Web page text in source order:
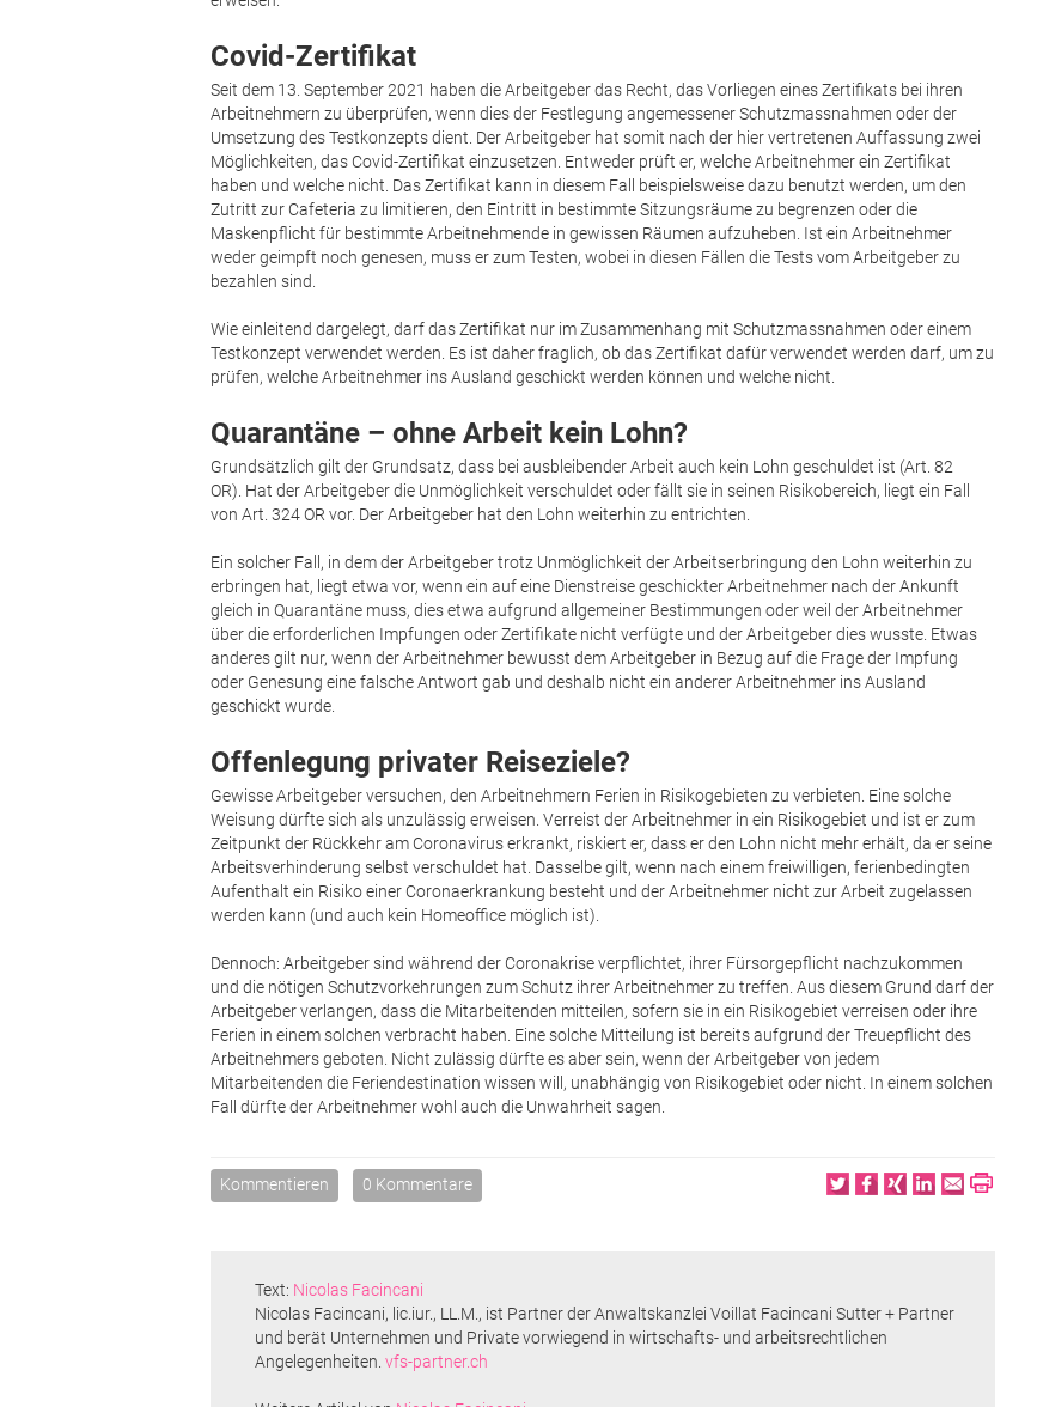
Covid-Zertifikat
Seit dem 13. September 2021 haben die Arbeitgeber das Recht, das Vorliegen eines Zertifikats bei ihren
Arbeitnehmern zu überprüfen, wenn dies der Festlegung angemessener Schutzmassnahmen oder der
Umsetzung des Testkonzepts dient. Der Arbeitgeber hat somit nach der hier vertretenen Auffassung zwei
Möglichkeiten, das Covid-Zertifikat einzusetzen. Entweder prüft er, welche Arbeitnehmer ein Zertifikat
haben und welche nicht. Das Zertifikat kann in diesem Fall beispielsweise dazu benutzt werden, um den
Zutritt zur Cafeteria zu limitieren, den Eintritt in bestimmte Sitzungsräume zu begrenzen oder die
Maskenpflicht für bestimmte Arbeitnehmende in gewissen Räumen aufzuheben. Ist ein Arbeitnehmer
weder geimpft noch genesen, muss er zum Testen, wobei in diesen Fällen die Tests vom Arbeitgeber zu
bezahlen sind.
Wie einleitend dargelegt, darf das Zertifikat nur im Zusammenhang mit Schutzmassnahmen oder einem
Testkonzept verwendet werden. Es ist daher fraglich, ob das Zertifikat dafür verwendet werden darf, um zu
prüfen, welche Arbeitnehmer ins Ausland geschickt werden können und welche nicht.
Quarantäne – ohne Arbeit kein Lohn?
Grundsätzlich gilt der Grundsatz, dass bei ausbleibender Arbeit auch kein Lohn geschuldet ist (Art. 82
OR). Hat der Arbeitgeber die Unmöglichkeit verschuldet oder fällt sie in seinen Risikobereich, liegt ein Fall
von Art. 324 OR vor. Der Arbeitgeber hat den Lohn weiterhin zu entrichten.
Ein solcher Fall, in dem der Arbeitgeber trotz Unmöglichkeit der Arbeitserbringung den Lohn weiterhin zu
erbringen hat, liegt etwa vor, wenn ein auf eine Dienstreise geschickter Arbeitnehmer nach der Ankunft
gleich in Quarantäne muss, dies etwa aufgrund allgemeiner Bestimmungen oder weil der Arbeitnehmer
über die erforderlichen Impfungen oder Zertifikate nicht verfügte und der Arbeitgeber dies wusste. Etwas
anderes gilt nur, wenn der Arbeitnehmer bewusst dem Arbeitgeber in Bezug auf die Frage der Impfung
oder Genesung eine falsche Antwort gab und deshalb nicht ein anderer Arbeitnehmer ins Ausland
geschickt wurde.
Offenlegung privater Reiseziele?
Gewisse Arbeitgeber versuchen, den Arbeitnehmern Ferien in Risikogebieten zu verbieten. Eine solche
Weisung dürfte sich als unzulässig erweisen. Verreist der Arbeitnehmer in ein Risikogebiet und ist er zum
Zeitpunkt der Rückkehr am Coronavirus erkrankt, riskiert er, dass er den Lohn nicht mehr erhält, da er seine
Arbeitsverhinderung selbst verschuldet hat. Dasselbe gilt, wenn nach einem freiwilligen, ferienbedingten
Aufenthalt ein Risiko einer Coronaerkrankung besteht und der Arbeitnehmer nicht zur Arbeit zugelassen
werden kann (und auch kein Homeoffice möglich ist).
Dennoch: Arbeitgeber sind während der Coronakrise verpflichtet, ihrer Fürsorgepflicht nachzukommen
und die nötigen Schutzvorkehrungen zum Schutz ihrer Arbeitnehmer zu treffen. Aus diesem Grund darf der
Arbeitgeber verlangen, dass die Mitarbeitenden mitteilen, sofern sie in ein Risikogebiet verreisen oder ihre
Ferien in einem solchen verbracht haben. Eine solche Mitteilung ist bereits aufgrund der Treuepflicht des
Arbeitnehmers geboten. Nicht zulässig dürfte es aber sein, wenn der Arbeitgeber von jedem
Mitarbeitenden die Feriendestination wissen will, unabhängig von Risikogebiet oder nicht. In einem solchen
Fall dürfte der Arbeitnehmer wohl auch die Unwahrheit sagen.
Kommentieren 0 Kommentare Twitter
Facebook
XING
LinkedIn
Email
Print
Text: Nicolas Facincani
Nicolas Facincani, lic.iur., LL.M., ist Partner der Anwaltskanzlei Voillat Facincani Sutter + Partner
und berät Unternehmen und Private vorwiegend in wirtschafts- und arbeitsrechtlichen
Angelegenheiten.vfs-partner.ch